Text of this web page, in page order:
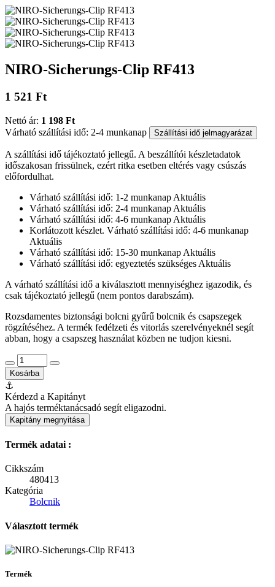
NIRO-Sicherungs-Clip RF413
1 521 Ft
Nettó ár: 1 198 Ft
Várható szállítási idő: 2-4 munkanap
Szállítási idő jelmagyarázat
A szállítási idő tájékoztató jellegű. A beszállítói készletadatok
időszakosan frissülnek, ezért ritka esetben eltérés vagy csúszás
előfordulhat.
Várható szállítási idő: 1-2 munkanap Aktuális
Várható szállítási idő: 2-4 munkanap Aktuális
Várható szállítási idő: 4-6 munkanap Aktuális
Korlátozott készlet. Várható szállítási idő: 4-6 munkanap
Aktuális
Várható szállítási idő: 15-30 munkanap Aktuális
Várható szállítási idő: egyeztetés szükséges Aktuális
A várható szállítási idő a kiválasztott mennyiséghez igazodik, és
csak tájékoztató jellegű (nem pontos darabszám).
Rozsdamentes biztonsági bolcni gyűrű bolcnik és csapszegek
rögzítéséhez. A termék fedélzeti és vitorlás szerelvényeknél segít
abban, hogy a csapszeg használat közben ne tudjon kiesni.
Kosárba
⚓
Kérdezd a Kapitányt
A hajós terméktanácsadó segít eligazodni.
Kapitány megnyitása
Termék adatai :
Cikkszám
480413
Kategória
Bolcnik
Választott termék
Termék